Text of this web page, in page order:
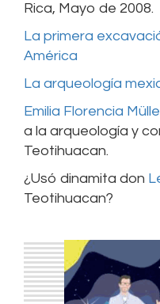
Rica, Mayo de 2008.
La primera
América
La arqueología
Emilia Florencia
a la arqueología y
Teotihuacan.
¿Usó dinamita don
Teotihuacan?